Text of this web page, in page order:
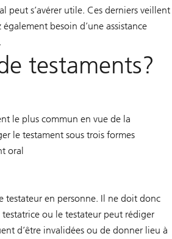
peut s’avérer utile. Ces derniers veillent
besoin d’une assistance
testaments?
le plus commun en vue de la
le testament sous trois formes
oral
testateur en personne. Il ne doit donc
ou le testateur peut rédiger
d’être invalidées ou de donner lieu à